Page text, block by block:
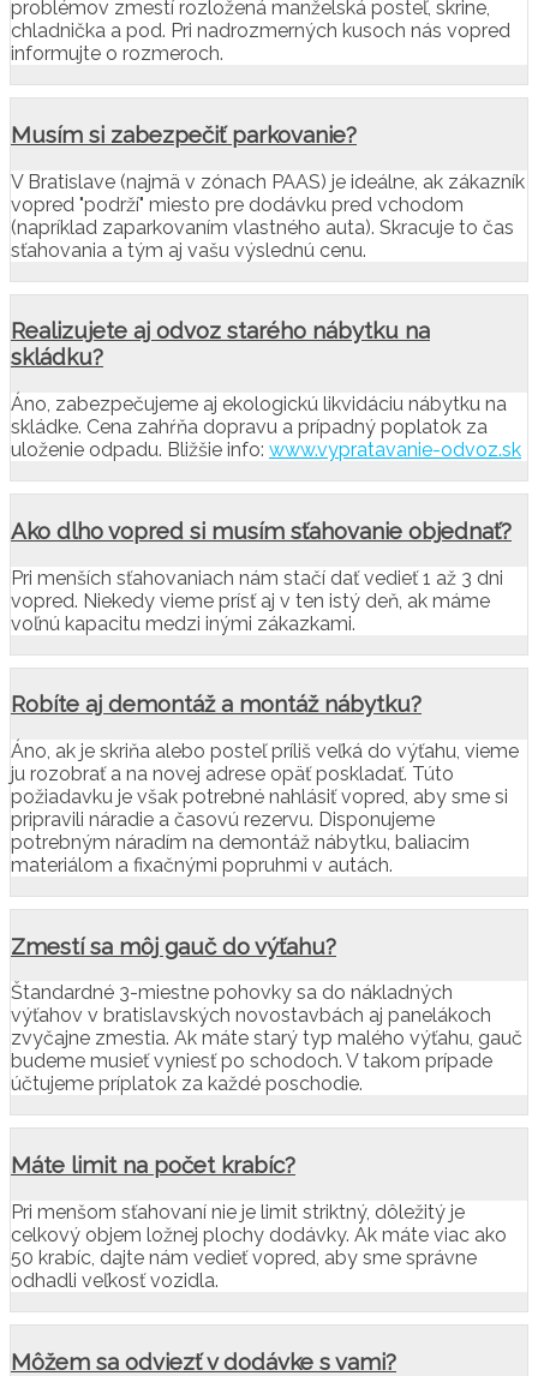
problémov zmestí rozložená manželská posteľ, skrine,
chladnička a pod. Pri nadrozmerných kusoch nás vopred
informujte o rozmeroch.
Musím si zabezpečiť parkovanie?
V Bratislave (najmä v zónach PAAS) je ideálne, ak zákazník
vopred "podrží" miesto pre dodávku pred vchodom
(napríklad zaparkovaním vlastného auta). Skracuje to čas
sťahovania a tým aj vašu výslednú cenu.
Realizujete aj odvoz starého nábytku na
skládku?
Áno, zabezpečujeme aj ekologickú likvidáciu nábytku na
skládke. Cena zahŕňa dopravu a prípadný poplatok za
uloženie odpadu. Bližšie info: www.vypratavanie-odvoz.sk
Ako dlho vopred si musím sťahovanie objednať?
Pri menších sťahovaniach nám stačí dať vedieť 1 až 3 dni
vopred. Niekedy vieme prísť aj v ten istý deň, ak máme
voľnú kapacitu medzi inými zákazkami.
Robíte aj demontáž a montáž nábytku?
Áno, ak je skriňa alebo posteľ príliš veľká do výťahu, vieme
ju rozobrať a na novej adrese opäť poskladať. Túto
požiadavku je však potrebné nahlásiť vopred, aby sme si
pripravili náradie a časovú rezervu. Disponujeme
potrebným náradím na demontáž nábytku, baliacim
materiálom a fixačnými popruhmi v autách.
Zmestí sa môj gauč do výťahu?
Štandardné 3-miestne pohovky sa do nákladných
výťahov v bratislavských novostavbách aj panelákoch
zvyčajne zmestia. Ak máte starý typ malého výťahu, gauč
budeme musieť vyniesť po schodoch. V takom prípade
účtujeme príplatok za každé poschodie.
Máte limit na počet krabíc?
Pri menšom sťahovaní nie je limit striktný, dôležitý je
celkový objem ložnej plochy dodávky. Ak máte viac ako
50 krabíc, dajte nám vedieť vopred, aby sme správne
odhadli veľkosť vozidla.
Môžem sa odviezť v dodávke s vami?